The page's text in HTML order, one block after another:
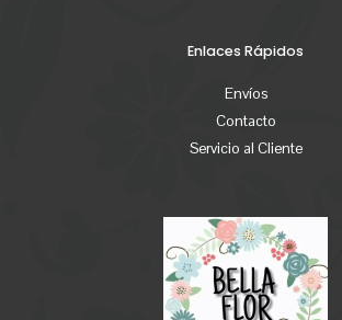
Enlaces Rápidos
Envíos
Contacto
Servicio al Cliente